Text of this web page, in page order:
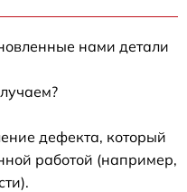
нами детали
дефекта, который
работой (например,